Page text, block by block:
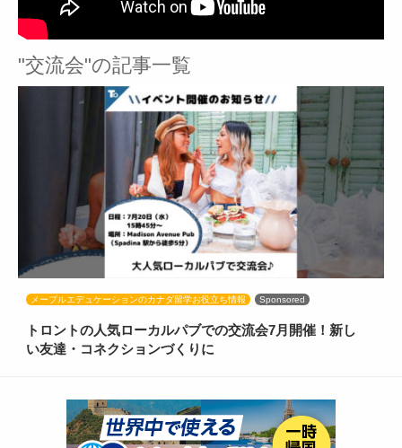
"交流会"の記事一覧
メープルエデュケーションのカナダ留学お役立ち情報 Sponsored
トロントの人気ローカルパブでの交流会7月開催！新し
い友達・コネクションづくりに